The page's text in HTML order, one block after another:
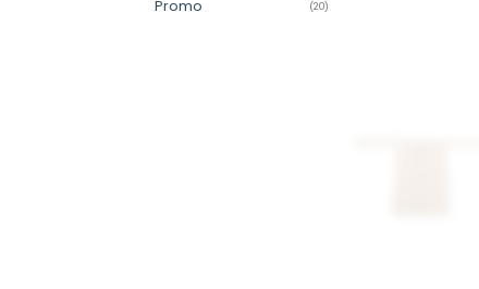
Promo (20)